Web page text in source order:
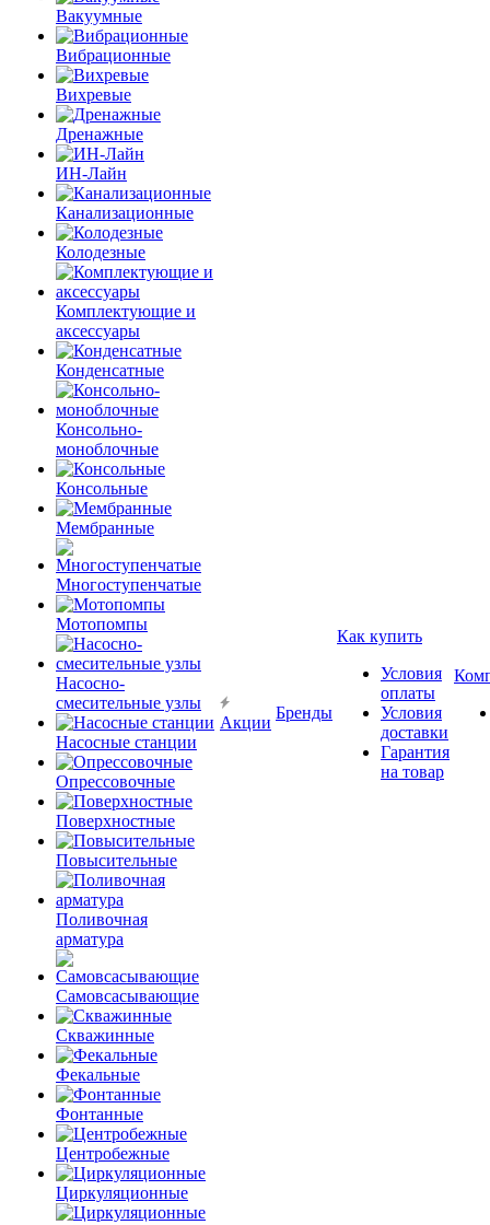
Вакуумные
Вибрационные
Вихревые
Дренажные
ИН-Лайн
Канализационные
Колодезные
Комплектующие и
аксессуары
Конденсатные
Консольно-
моноблочные
Консольные
Мембранные
Многоступенчатые
Мотопомпы
Насосно-
смесительные узлы
Насосные станции
Опрессовочные
Поверхностные
Повысительные
Поливочная
арматура
Самовсасывающие
Скважинные
Фекальные
Фонтанные
Центробежные
Циркуляционные
Акции
Бренды
Как купить
Условия
оплаты
Условия
доставки
Гарантия
на товар